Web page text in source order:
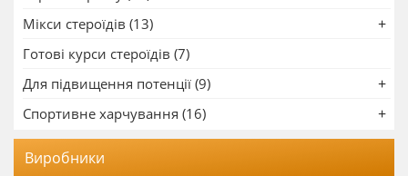
Мікси стероїдів (13)
Готові курси стероїдів (7)
Для підвищення потенції (9)
Спортивне харчування (16)
Виробники